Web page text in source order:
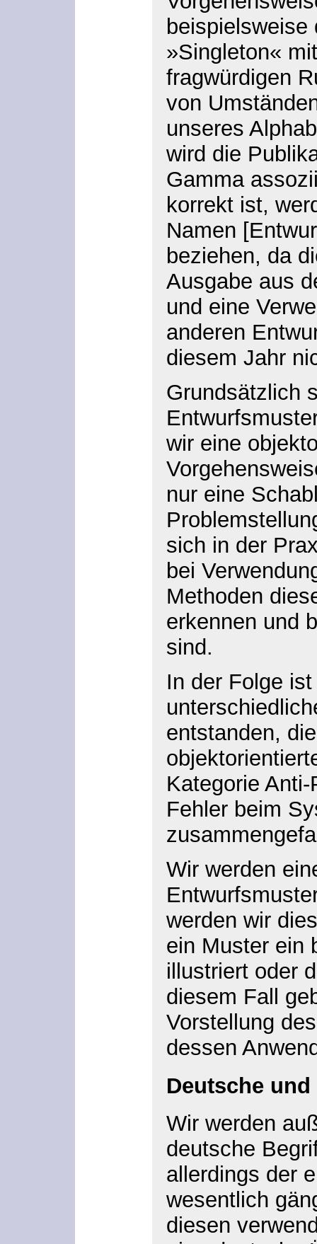
»Singleton«
fragwürdigen
von
unseres
wird die
Gamma
korrekt ist,
Namen
beziehen, da
Ausgabe aus
und eine
anderen
diesem Jahr
Grundsätzlich
wir eine
nur eine
sich in der
bei
Methoden
erkennen und
sind.
In der Folge
entstanden,
Kategorie
Fehler beim
Wir werden
werden wir
ein Muster ein
illustriert oder
diesem Fall
Vorstellung
dessen
Deutsche
Wir werden
deutsche
allerdings der
wesentlich
diesen